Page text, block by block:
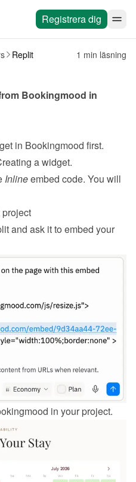
Registrera dig
Replit 1 min läsning
in Bookingmood first.
a widget.
Inline embed code. You will
and ask it to embed your
in your project.